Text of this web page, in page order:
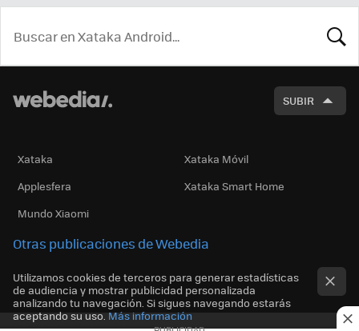
SUBIR
Xataka
Xataka Móvil
Applesfera
Xataka Smart Home
Mundo Xiaomi
Otras publicaciones de Webedia
Utilizamos cookies de terceros para generar estadísticas
de audiencia y mostrar publicidad personalizada
analizando tu navegación. Si sigues navegando estarás
aceptando su uso. Más información